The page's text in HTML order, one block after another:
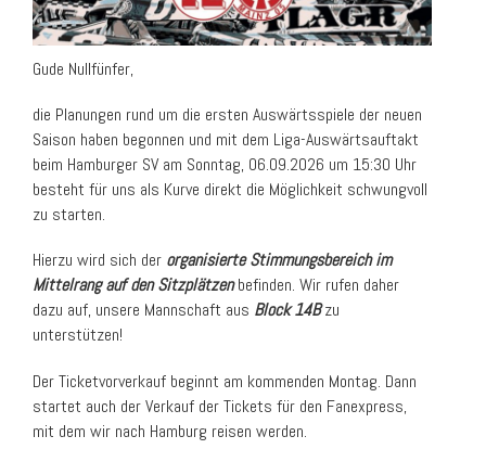
Gude Nullfünfer,
die Planungen rund um die ersten Auswärtsspiele der neuen
Saison haben begonnen und mit dem Liga-Auswärtsauftakt
beim Hamburger SV am Sonntag, 06.09.2026 um 15:30 Uhr
besteht für uns als Kurve direkt die Möglichkeit schwungvoll
zu starten.
Hierzu wird sich der organisierte Stimmungsbereich im
Mittelrang auf den Sitzplätzenbefinden. Wir rufen daher
dazu auf, unsere Mannschaft aus Block 14Bzu
unterstützen!
Der Ticketvorverkauf beginnt am kommenden Montag. Dann
startet auch der Verkauf der Tickets für den Fanexpress,
mit dem wir nach Hamburg reisen werden.